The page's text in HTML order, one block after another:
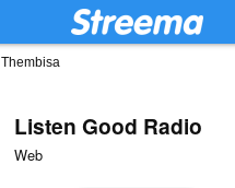
Thembisa
Listen Good Radio
Web